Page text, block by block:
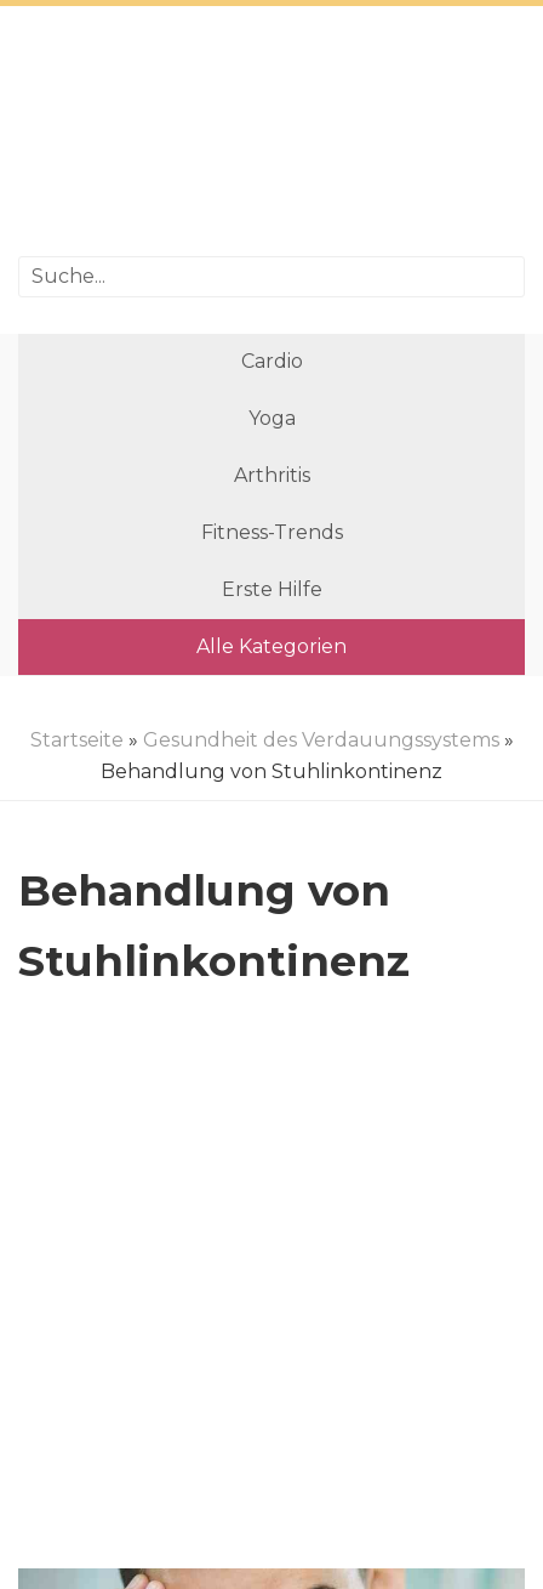
Cardio
Yoga
Arthritis
Fitness-Trends
Erste Hilfe
Alle Kategorien
Startseite » Gesundheit des Verdauungssystems»
Behandlung von Stuhlinkontinenz
Behandlung von
Stuhlinkontinenz